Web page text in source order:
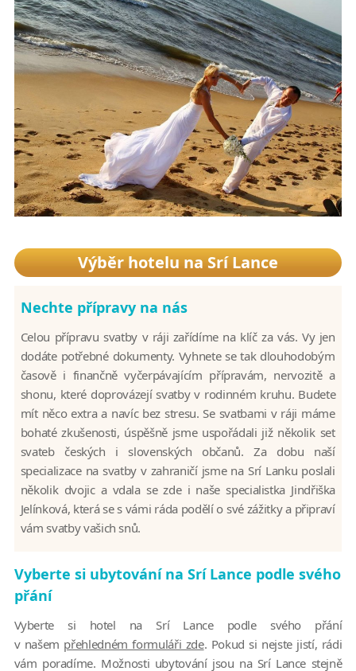
Výběr hotelu na Srí Lance
Nechte přípravy na nás
Celou přípravu svatby v ráji zařídíme na klíč za vás. Vy jen
dodáte potřebné dokumenty. Vyhnete se tak dlouhodobým
časově i finančně vyčerpávajícím přípravám, nervozitě a
shonu, které doprovázejí svatby v rodinném kruhu. Budete
mít něco extra a navíc bez stresu. Se svatbami v ráji máme
bohaté zkušenosti, úspěšně jsme uspořádali již několik set
svateb českých i slovenských občanů. Za dobu naší
specializace na svatby v zahraničí jsme na Srí Lanku poslali
několik dvojic a vdala se zde i naše specialistka Jindřiška
Jelínková, která se s vámi ráda podělí o své zážitky a připraví
vám svatby vašich snů.
Vyberte si ubytování na Srí Lance podle svého
přání
Vyberte si hotel na Srí Lance podle svého přání
v našem přehledném formuláři zde. Pokud si nejste jistí, rádi
vám poradíme. Možnosti ubytování jsou na Srí Lance stejně